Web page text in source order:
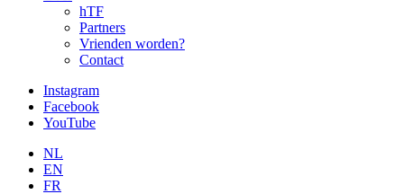
hTF
Partners
Vrienden worden?
Contact
Instagram
Facebook
YouTube
NL
EN
FR